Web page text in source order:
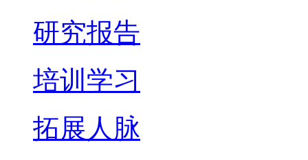
研究报告
培训学习
拓展人脉